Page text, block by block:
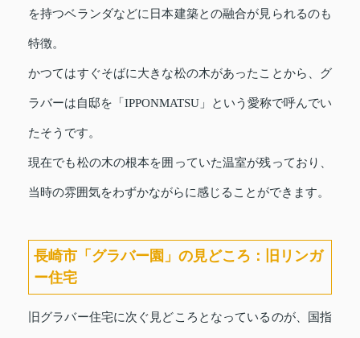
を持つベランダなどに日本建築との融合が見られるのも
特徴。
かつてはすぐそばに大きな松の木があったことから、グ
ラバーは自邸を「IPPONMATSU」という愛称で呼んでい
たそうです。
現在でも松の木の根本を囲っていた温室が残っており、
当時の雰囲気をわずかながらに感じることができます。
長崎市「グラバー園」の見どころ：旧リンガ
ー住宅
旧グラバー住宅に次ぐ見どころとなっているのが、国指